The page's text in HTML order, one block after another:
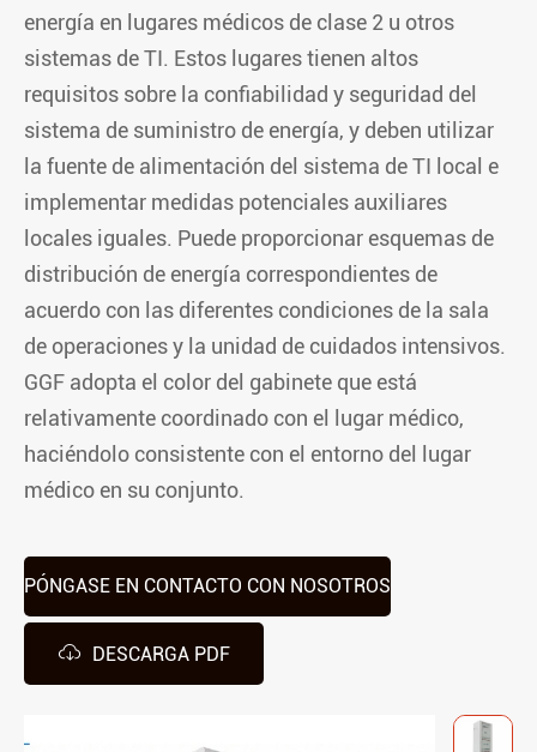
energía en lugares médicos de clase 2 u otros
sistemas de TI. Estos lugares tienen altos
requisitos sobre la confiabilidad y seguridad del
sistema de suministro de energía, y deben utilizar
la fuente de alimentación del sistema de TI local e
implementar medidas potenciales auxiliares
locales iguales. Puede proporcionar esquemas de
distribución de energía correspondientes de
acuerdo con las diferentes condiciones de la sala
de operaciones y la unidad de cuidados intensivos.
GGF adopta el color del gabinete que está
relativamente coordinado con el lugar médico,
haciéndolo consistente con el entorno del lugar
médico en su conjunto.
PÓNGASE EN CONTACTO CON NOSOTROS
 DESCARGA PDF